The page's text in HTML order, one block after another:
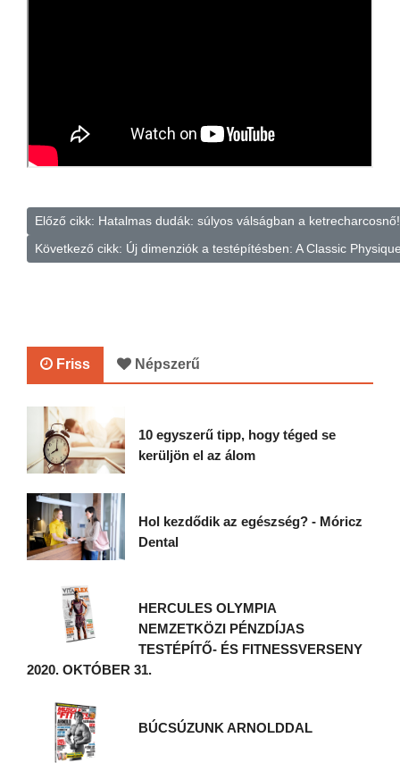
Előző cikk: Hatalmas dudák: súlyos válságban a
Következő cikk: Új dimenziók a testépítésben: A Classic
Friss Népszerű
10 egyszerű tipp, hogy téged se
kerüljön el az álom
Hol kezdődik az egészség? - Móricz
Dental
HERCULES OLYMPIA
NEMZETKÖZI PÉNZDÍJAS
TESTÉPÍTŐ- ÉS FITNESSVERSENY
2020. OKTÓBER 31.
BÚCSÚZUNK ARNOLDDAL